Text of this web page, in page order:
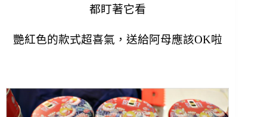
都盯著它看
艷紅色的款式超喜氣，送給阿母應該OK啦